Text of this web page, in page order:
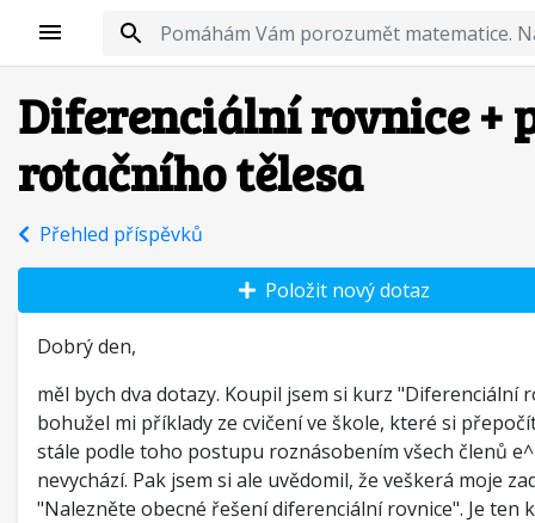
Diferenciální rovnice +
rotačního tělesa
Přehled příspěvků
Dobrý den,
měl bych dva dotazy. Koupil jsem si kurz "Diferenciální
bohužel mi příklady ze cvičení ve škole, které si
stále podle toho postupu roznásobením všech členů
nevychází. Pak jsem si ale uvědomil, že veškerá moje
"Nalezněte obecné řešení diferenciální rovnice". Je ten
Položit nový dotaz